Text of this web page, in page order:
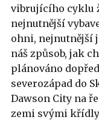
vibrujícího cyklu
nejnutnější
ohni, nejnutnější
náš způsob, jak
plánováno
severozápad do
Dawson City na
zemi svými